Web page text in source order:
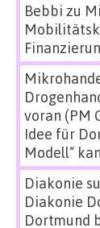
Bebbi zu
voran (PM
Idee für
Modell“
Diakonie
Diakonie
Dortmund